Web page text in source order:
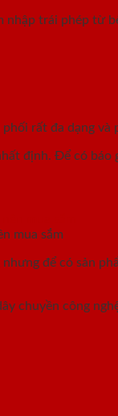
trái phép từ
rất đa dạng
định. Để có
mua sắm
để có sản
chuyền công